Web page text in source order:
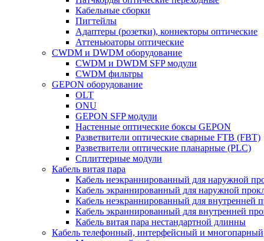
Кабельные сборки
Пигтейлы
Адаптеры (розетки), коннекторы оптические
Аттеньюаторы оптические
CWDM и DWDM оборудование
CWDM и DWDM SFP модули
CWDM фильтры
GEPON оборудование
OLT
ONU
GEPON SFP модули
Настенные оптические боксы GEPON
Разветвители оптические сварные FTB (FBT)
Разветвители оптические планарные (PLC)
Сплиттерные модули
Кабель витая пара
Кабель неэкраннированный для наружной
Кабель экраннированный для наружной
Кабель неэкраннированный для внутренней
Кабель экраннированный для внутренней
Кабель витая пара нестандартной длинны
Кабель телефонный, интерфейсный и многопарный